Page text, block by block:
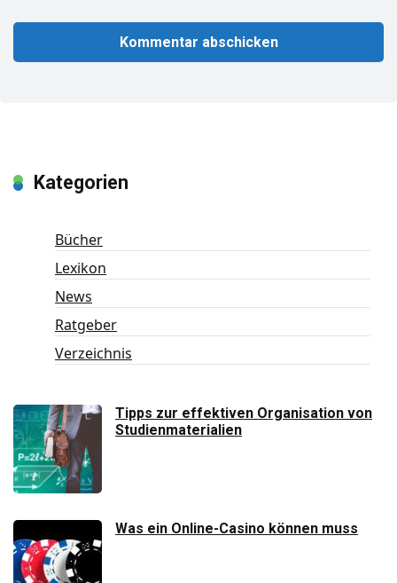
Kategorien
Bücher
Lexikon
News
Ratgeber
Verzeichnis
Tipps zur effektiven Organisation von
Studienmaterialien
Was ein Online-Casino können muss